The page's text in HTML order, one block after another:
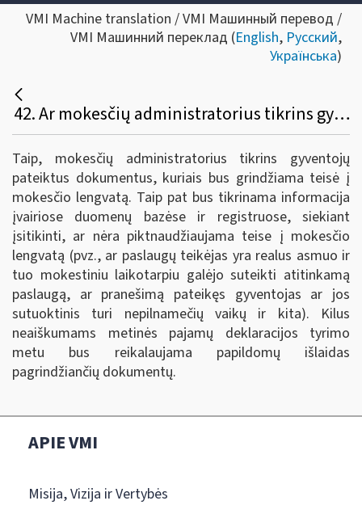
VMI Machine translation / VMI Машинный перевод /
VMI Машинний переклад (English, Русский,
Українська)
42. Ar mokesčių administratorius tikrins gyventojo pateiktus išlaidas ir paslaugų suteikimą pagrindžiančius dokumentus?
Taip, mokesčių administratorius tikrins gyventojų
pateiktus dokumentus, kuriais bus grindžiama teisė į
mokesčio lengvatą. Taip pat bus tikrinama informacija
įvairiose duomenų bazėse ir registruose, siekiant
įsitikinti, ar nėra piktnaudžiaujama teise į mokesčio
lengvatą (pvz., ar paslaugų teikėjas yra realus asmuo ir
tuo mokestiniu laikotarpiu galėjo suteikti atitinkamą
paslaugą, ar pranešimą pateikęs gyventojas ar jos
sutuoktinis turi nepilnamečių vaikų ir kita). Kilus
neaiškumams metinės pajamų deklaracijos tyrimo
metu bus reikalaujama papildomų išlaidas
pagrindžiančių dokumentų.
APIE VMI
Misija, Vizija ir Vertybės